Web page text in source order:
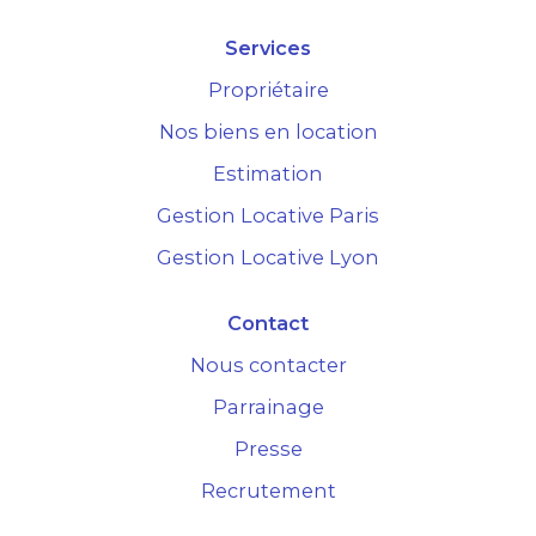
Services
Propriétaire
Nos biens en location
Estimation
Gestion Locative Paris
Gestion Locative Lyon
Contact
Nous contacter
Parrainage
Presse
Recrutement